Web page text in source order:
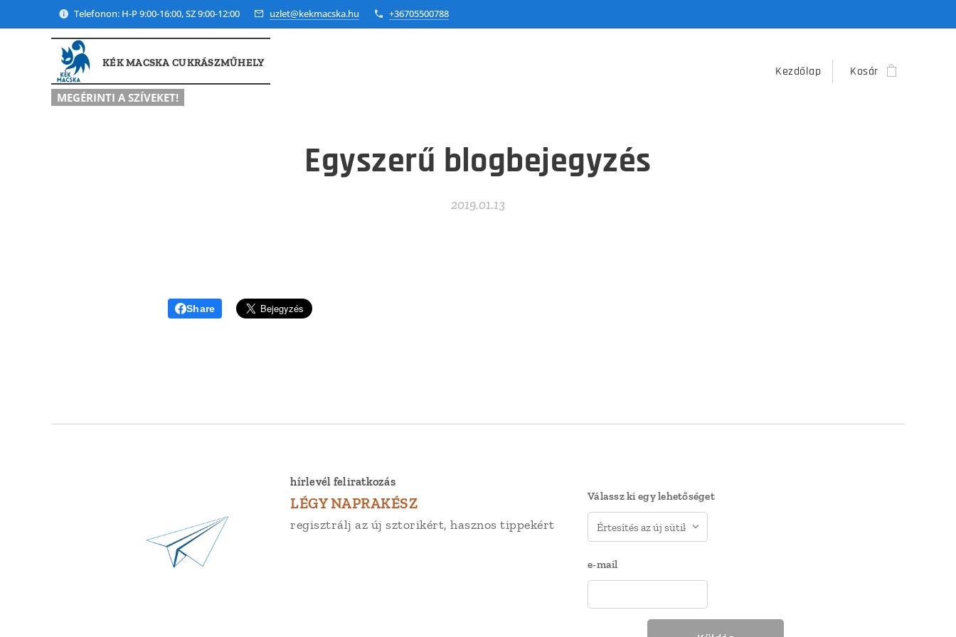
Telefonon: H-P 9:00-16:00, SZ 9:00-12:00 uzlet@kekmacska.hu +36705500788
KÉK MACSKA CUKRÁSZMŰHELY
MEGÉRINTI A SZÍVEKET!
Kezdőlap Kosár
Egyszerű blogbejegyzés
2019.01.13
Share
hírlevél feliratkozás
LÉGY NAPRAKÉSZ
regisztrálj az új sztorikért, hasznos tippekért
Válassz ki egy lehetőséget
e-mail